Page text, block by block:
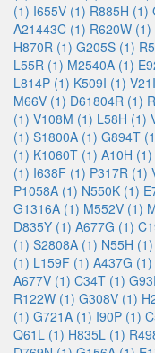
(1) I655V (1) R885H (1)
A21443C (1) R620W (1)
H870R (1) G205S (1)
L55R (1) M2540A (1)
L814P (1) K509I (1)
M66V (1) D61804R (1)
(1) V108M (1) L58H (1)
(1) S1800A (1) G894T
(1) K1060T (1) A10H (1)
(1) I638F (1) P317R (1)
P1058A (1) N550K (1)
G1316A (1) M552V (1)
D835Y (1) A677G (1)
(1) S2808A (1) N55H (1)
(1) L159F (1) A437G (1)
A677V (1) C34T (1)
R122W (1) G308V (1)
(1) G721A (1) I90P (1)
Q61L (1) H835L (1)